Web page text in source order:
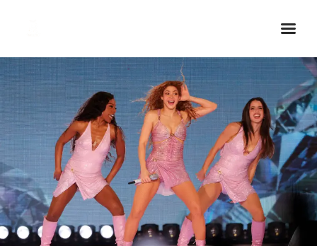
Inicio Real FM
Streaming
En Vivo
Descarga La APP
Programas
Noticias
Equipo